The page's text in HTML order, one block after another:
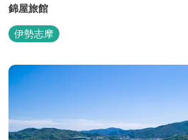
錦屋旅館
伊勢志摩